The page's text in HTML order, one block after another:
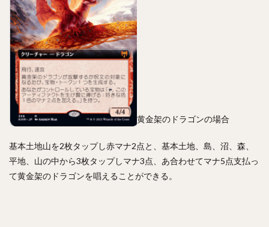
黄金架のドラゴンの場合
基本土地山を2枚タップし赤マナ2点と、基本土地、島、沼、森、
平地、山の中から3枚タップしマナ3点、あ合わせてマナ5点支払っ
て黄金架のドラゴンを唱えることができる。